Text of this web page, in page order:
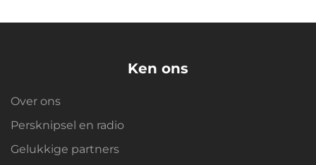
Ken ons
Over ons
Persknipsel en radio
Gelukkige partners